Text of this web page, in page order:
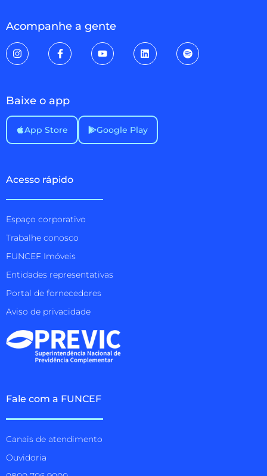
Acompanhe a gente
Baixe o app
App Store Google Play
Acesso rápido
Espaço corporativo
Trabalhe conosco
FUNCEF Imóveis
Entidades representativas
Portal de fornecedores
Aviso de privacidade
Fale com a FUNCEF
Canais de atendimento
Ouvidoria